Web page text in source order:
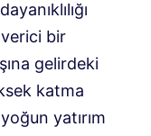
bir
gelirdeki
katma
yatırım